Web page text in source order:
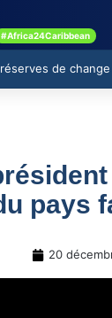
#Africa24Caribbean
de
pays
20